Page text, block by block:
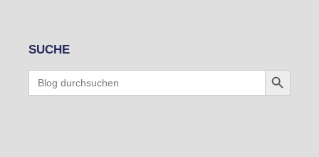
SUCHE
Search
for:
Search Button